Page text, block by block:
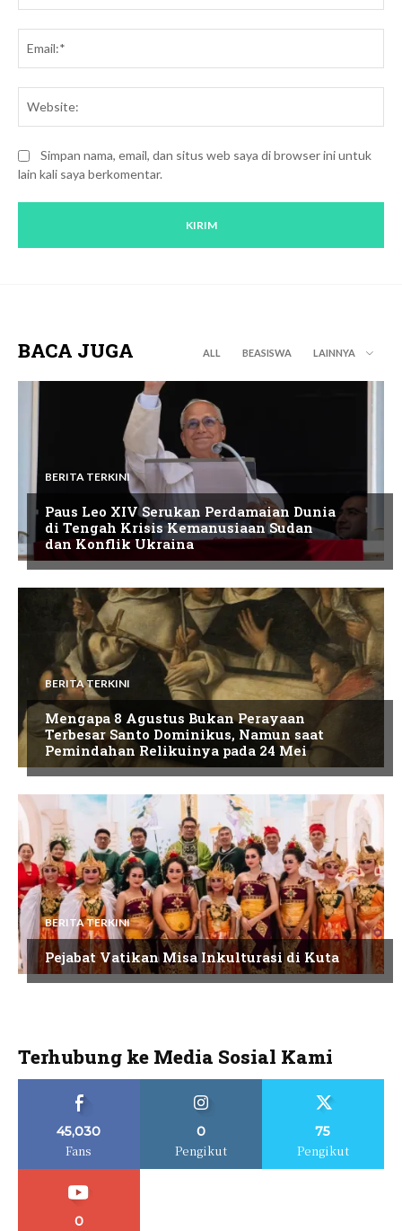
Simpan nama, email, dan situs web saya di browser ini untuk
lain kali saya berkomentar.
BACA JUGA ALL BEASISWA LAINNYA
BERITA TERKINI
Paus Leo XIV Serukan Perdamaian Dunia
di Tengah Krisis Kemanusiaan Sudan
dan Konflik Ukraina
BERITA TERKINI
Mengapa 8 Agustus Bukan Perayaan
Terbesar Santo Dominikus, Namun saat
Pemindahan Relikuinya pada 24 Mei
BERITA TERKINI
Pejabat Vatikan Misa Inkulturasi di Kuta
Terhubung ke Media Sosial Kami
45,030
Fans
0
Pengikut
75
Pengikut
0